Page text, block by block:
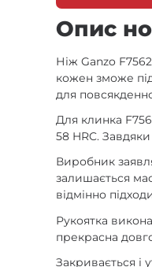
Опис
Ніж Ganzo
кожен зможе
для
Для клинка
58 HRC.
Виробник
залишається
відмінно
Рукоятка
прекрасна
Закривається і